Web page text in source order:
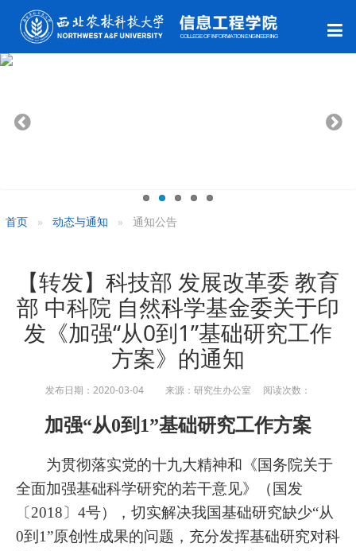
首页 动态与通知 通知公告
【转发】科技部 发展改革委 教育
部 中科院 自然科学基金委关于印
发《加强“从0到1”基础研究工作
方案》的通知
发布日期：2020-03-04 来源：研究生办公室 阅读次数：
加强“从0到1”基础研究工作方案
为贯彻落实党的十九大精神和《国务院关于
全面加强基础科学研究的若干意见》（国发
〔2018〕4号），切实解决我国基础研究缺少“从
0到1”原创性成果的问题，充分发挥基础研究对科